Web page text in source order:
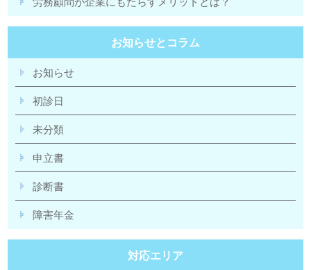
お知らせとコラム
お知らせ
初診日
未分類
申立書
診断書
障害年金
対応エリア